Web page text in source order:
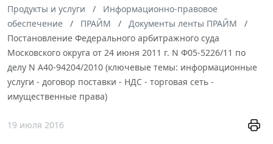
Продукты и услуги
Информационно-правовое
обеспечение
ПРАЙМ
Документы ленты ПРАЙМ
Постановление Федерального арбитражного суда
Московского округа от 24 июня 2011 г. N Ф05-5226/11 по
делу N А40-94204/2010 (ключевые темы: информационные
услуги - договор поставки - НДС - торговая сеть -
имущественные права)
19 июля 2016